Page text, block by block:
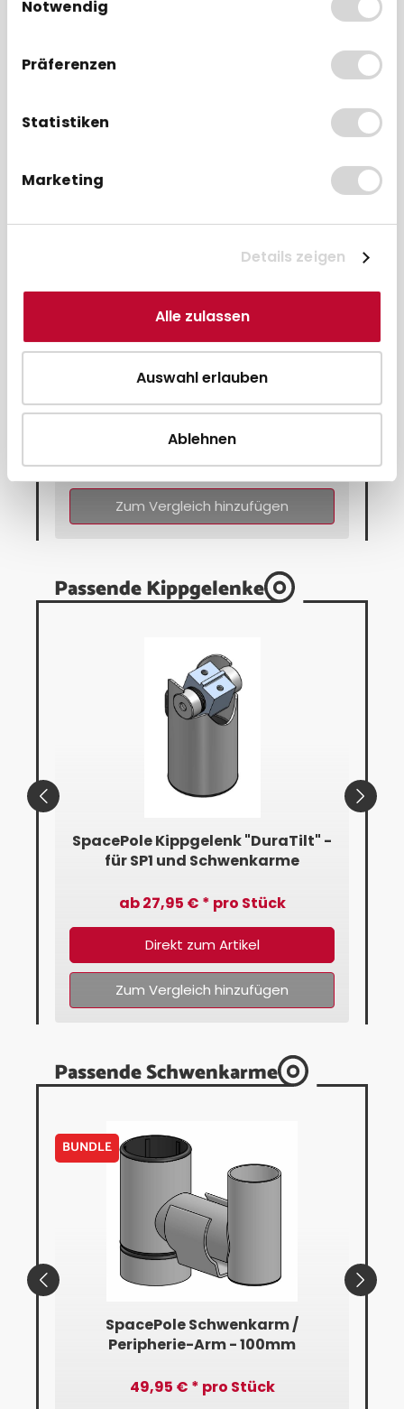
der Dienste gesammelt haben.
Notwendig
Präferenzen
Statistiken
Marketing
Details zeigen
Alle zulassen
Auswahl erlauben
Ablehnen
Passende ClickSafe-
BUNDLE
SpacePole Schloss ClickSafe I -
Diebstahlsicherung
ab 57,95 € * pro Stück
Direkt zum Artikel
Zum Vergleich hinzufügen
Passende Kippgelenke
SpacePole Kippgelenk "DuraTilt" -
für SP1 und Schwenkarme
ab 27,95 € * pro Stück
Direkt zum Artikel
Zum Vergleich hinzufügen
Passende Schwenkarme
BUNDLE
SpacePole Schwenkarm /
Peripherie-Arm - 100mm
49,95 € * pro Stück